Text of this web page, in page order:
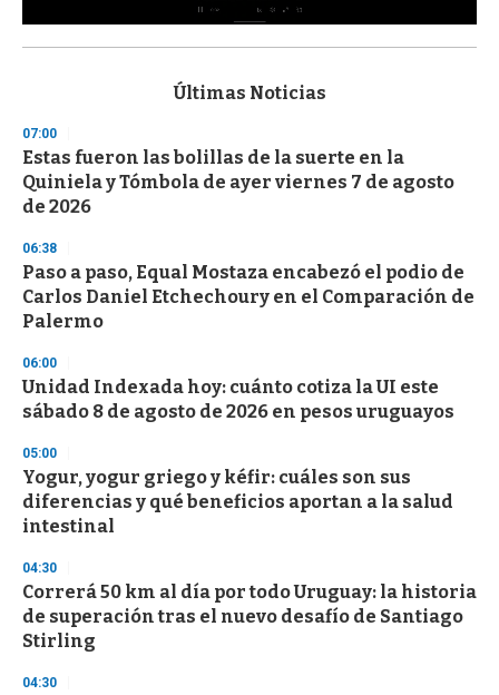
s
d
s
o
f
3
s
e
c
o
n
Últimas Noticias
07:00
Estas fueron las bolillas de la suerte en la
Quiniela y Tómbola de ayer viernes 7 de agosto
de 2026
06:38
Paso a paso, Equal Mostaza encabezó el podio de
Carlos Daniel Etchechoury en el Comparación de
Palermo
06:00
Unidad Indexada hoy: cuánto cotiza la UI este
sábado 8 de agosto de 2026 en pesos uruguayos
05:00
Yogur, yogur griego y kéfir: cuáles son sus
diferencias y qué beneficios aportan a la salud
intestinal
04:30
Correrá 50 km al día por todo Uruguay: la historia
de superación tras el nuevo desafío de Santiago
Stirling
04:30